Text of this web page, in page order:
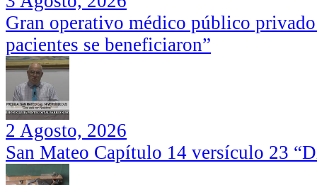
Gran operativo médico público
pacientes se beneficiaron”
2 Agosto, 2026
San Mateo Capítulo 14 versículo 23